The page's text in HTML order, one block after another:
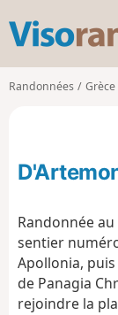
Randonnées Grèce
Randonnée
sentier
Apollonia,
de Panagia
rejoindre la